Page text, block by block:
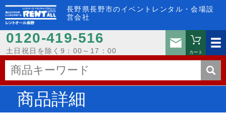
長野県長野市のイベントレンタル・会場設
営会社
0120-419-516
土日祝日を除く9：00～17：00
お問い
カート
商品詳細